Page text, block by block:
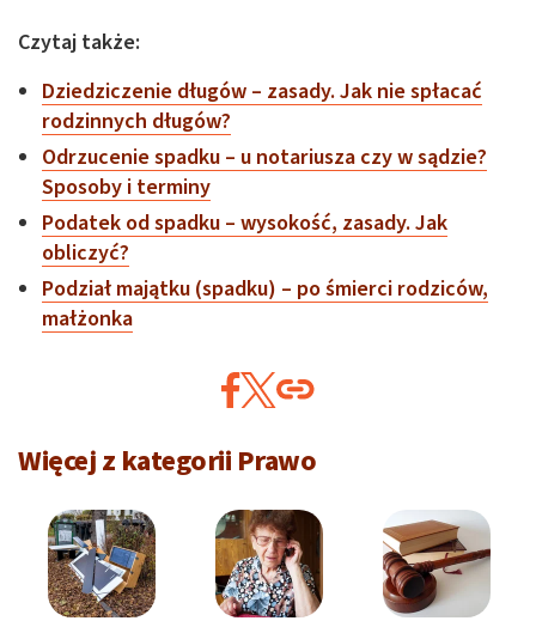
Czytaj także:
Dziedziczenie długów – zasady. Jak nie spłacać
rodzinnych długów?
Odrzucenie spadku – u notariusza czy w sądzie?
Sposoby i terminy
Podatek od spadku – wysokość, zasady. Jak
obliczyć?
Podział majątku (spadku) – po śmierci rodziców,
małżonka
Więcej z kategorii Prawo